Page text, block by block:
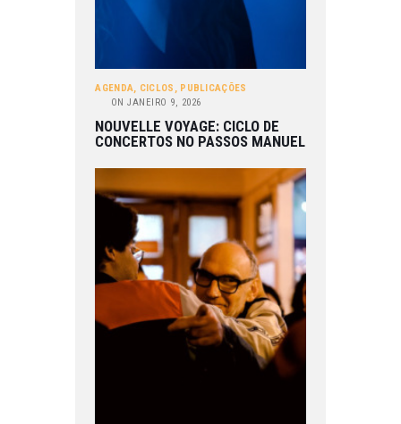
AGENDA, CICLOS , PUBLICAÇÕES
ON JANEIRO 9, 2026
NOUVELLE VOYAGE: CICLO DE
CONCERTOS NO PASSOS MANUEL